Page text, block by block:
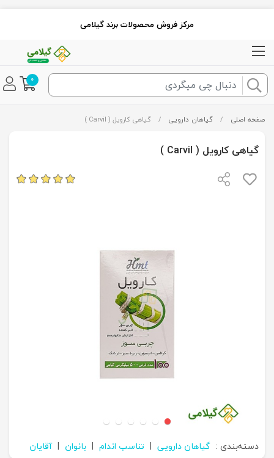
مرکز فروش محصولات برند گیلامی
0
صفحه اصلی / گیاهان دارویی / گیاهی کارویل ( Carvil )
گیاهی کارویل ( Carvil )
دسته‌بندی : گیاهان دارویی | تناسب اندام | بانوان | آقایان